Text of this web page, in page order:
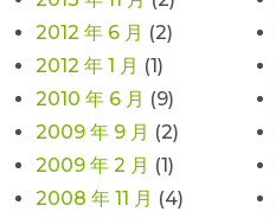
2012 年 6 月 (2)
2012 年 1 月 (1)
2010 年 6 月 (9)
2009 年 9 月 (2)
2009 年 2 月 (1)
2008 年 11 月 (4)